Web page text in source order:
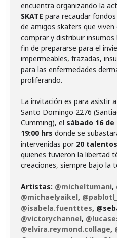
encuentra organizando la
SKATE para recaudar fondos
de amigos skaters que viven
comprar y distribuir insumos
fin de prepararse para el
impermeables, frazadas,
para las enfermedades
proliferando.
La invitación es para asistir
Santo Domingo 2276
Cumming), el sábado 16
19:00 hrs donde se
intervenidas por 20
quienes tuvieron la libertad
creaciones, siempre bajo la
Artistas: @micheltumani,
@michaelyaikel, @pablotl_
@isabela.fuentttes,
@victorychannel,
@elvira.reymond.collage,